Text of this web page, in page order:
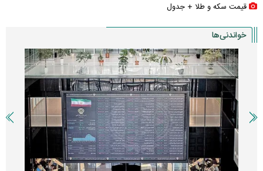
قیمت سکه و طلا + جدول
خواندنی‌ها